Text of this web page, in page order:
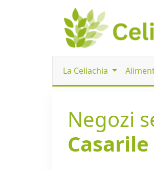
La Celiachia
Negozi
Casarile